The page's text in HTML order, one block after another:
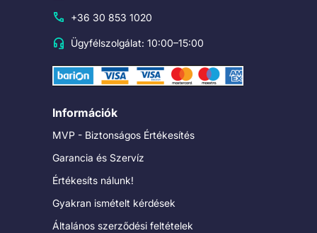
+36 30 853 1020
Ügyfélszolgálat: 10:00–15:00
Információk
MVP - Biztonságos Értékesítés
Garancia és Szervíz
Értékesíts nálunk!
Gyakran ismételt kérdések
Általános szerződési feltételek